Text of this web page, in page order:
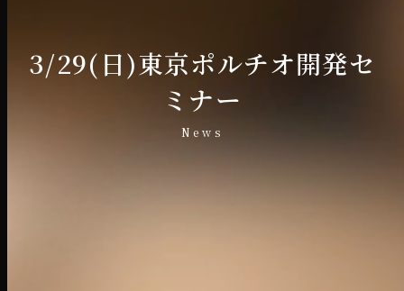
3/29(日)東京ポルチオ開発セ
ミナー
News